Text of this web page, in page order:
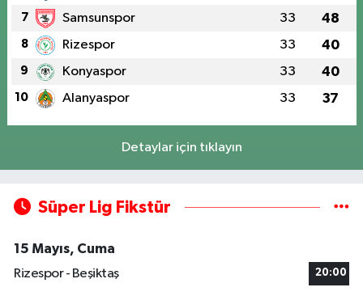
7 Samsunspor 33 48
8 Rizespor 33 40
9 Konyaspor 33 40
10 Alanyaspor 33 37
Detaylar için tıklayın
Süper Lig Fikstür
15 Mayıs, Cuma
Rizespor - Beşiktaş
20:00